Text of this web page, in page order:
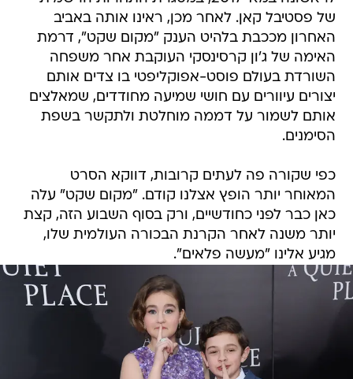
של פסטיבל קאן. לאחר מכן, ראינו אותה באביב
האחרון מככבת בלהיט הענק "מקום שקט", דרמת
האימה של ג'ון קרסינסקי העוקבת אחר משפחה
השורדת בעולם פוסט-אפוקליפטי בו צדים אותם
יצורים עיוורים עם חושי שמיעה מחודדים, שמאלצים
אותם לשמור על דממה מוחלטת ולתקשר בשפת
הסימנים.
כפי שקורה פה לעתים קרובות, דווקא הסרט
המאוחר יותר הופץ אצלנו קודם. "מקום שקט" עלה
כאן כבר לפני כחודשיים, ורק בסוף השבוע הזה, קצת
יותר משנה לאחר הקרנת הבכורה העולמית שלו,
מגיע אלינו "מעשה פלאים".